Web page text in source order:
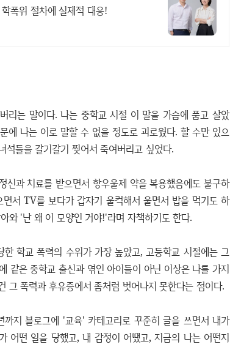
폭위 절차에 실제적 대응!
리는 말이다. 나는 중학교 시절 이 말을 가슴에 품고 살았
에 나는 이로 말할 수 없을 정도로 괴로웠다. 할 수만 있으
들을 갈기갈기 찢어서 죽여버리고 싶었다.
과 치료를 받으면서 항우울제 약을 복용했음에도 불구하
서 TV를 보다가 갑자기 울컥해서 울면서 밥을 먹기도 하
와 '난 왜 이 모양인 거야!'라며 자책하기도 한다.
학교 폭력의 수위가 가장 높았고, 고등학교 시절에는 그
같은 중학교 출신과 엮인 아이들이 아닌 이상은 나를 가지
그 폭력과 후유증에서 좀처럼 벗어나지 못한다는 점이다.
지 블로그에 '교육' 카테고리로 꾸준히 글을 쓰면서 내가
어떤 일을 당했고, 내 감정이 어땠고, 지금의 나는 어떤지